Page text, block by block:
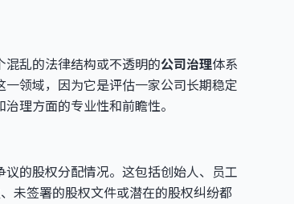
乱的法律结构或不透明的公司治理体系
领域，因为它是评估一家公司长期稳定
理方面的专业性和前瞻性。
的股权分配情况。这包括创始人、员工
未签署的股权文件或潜在的股权纠纷都